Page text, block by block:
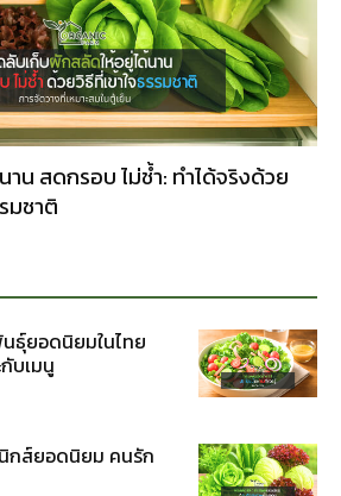
น สดกรอบ ไม่ช้ำ: ทำได้จริงด้วย
มชาติ
ธุ์ยอดนิยมในไทย
บเมนู
กส์ยอดนิยม คนรัก